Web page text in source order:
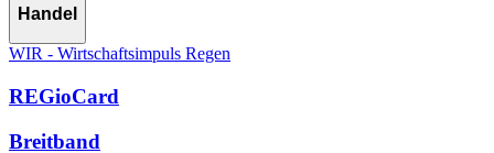
Handel
WIR - Wirtschaftsimpuls Regen
REGioCard
Breitband